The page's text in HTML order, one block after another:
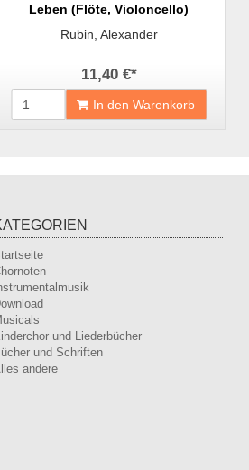
Leben (Flöte, Violoncello)
Rubin, Alexander
11,40 €*
In den Warenkorb
und Liederbücher
und Schriften
andere